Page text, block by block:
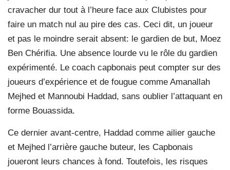
cravacher dur tout à l’heure face aux Clubistes pour
faire un match nul au pire des cas. Ceci dit, un joueur
et pas le moindre serait absent: le gardien de but, Moez
Ben Chérifia. Une absence lourde vu le rôle du gardien
expérimenté. Le coach capbonais peut compter sur des
joueurs d’expérience et de fougue comme Amanallah
Mejhed et Mannoubi Haddad, sans oublier l’attaquant en
forme Bouassida.
Ce dernier avant-centre, Haddad comme ailier gauche
et Mejhed l’arrière gauche buteur, les Capbonais
joueront leurs chances à fond. Toutefois, les risques